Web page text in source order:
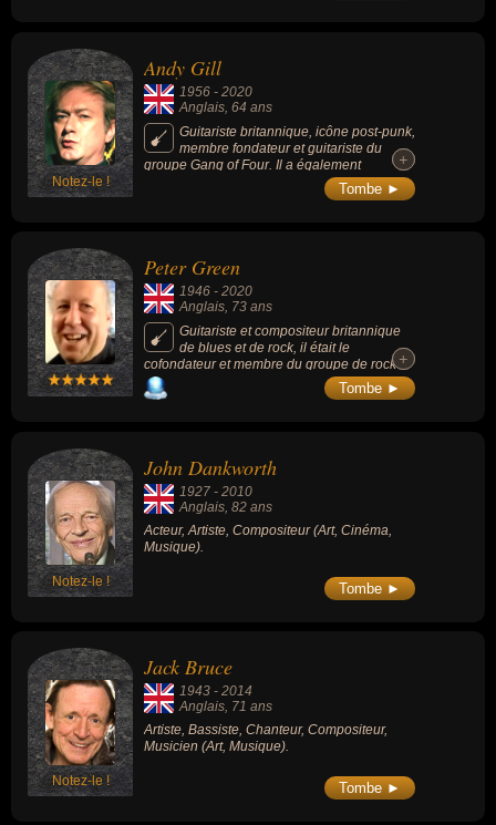
Notez-le !
Andy Gill
1956 - 2020
Anglais , 64 ans
Guitariste britannique, icône post-punk,
membre fondateur et guitariste du
groupe Gang of Four. Il a également
collaboré avec d'autres groupes tels que
+
+
Tombe ►
Peter Green
1946 - 2020
Anglais, 73 ans
Guitariste et compositeur britannique
de blues et de rock, il était le
cofondateur et membre du groupe de rock
Fleetwood Mac jusqu'en 1970, auteur de
titres comme « Albatross et Oh Well » qui ont
par Carlos Santana en 1970.
+
+
Tombe ►
Notez-le !
John Dankworth
1927 - 2010
Anglais , 82 ans
Acteur, Artiste, Compositeur (Art, Cinéma,
Musique).
Tombe ►
Notez-le !
Jack Bruce
1943 - 2014
Anglais, 71 ans
Artiste, Bassiste, Chanteur, Compositeur,
Musicien (Art, Musique).
Tombe ►